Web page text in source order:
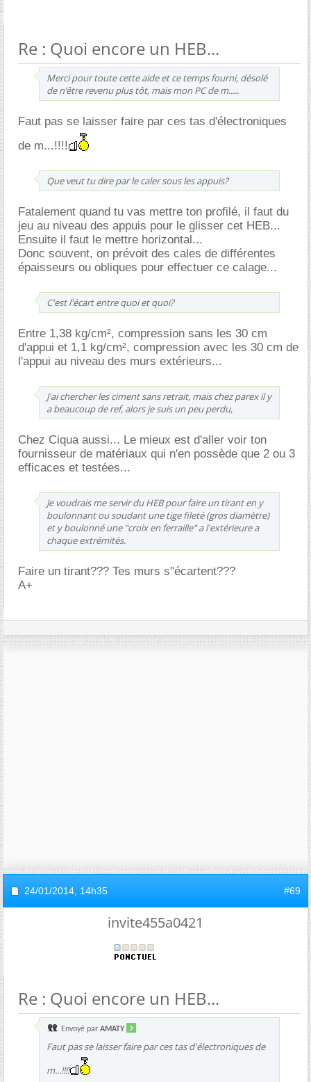
Re : Quoi encore un HEB...
Merci pour toute cette aide et ce temps fourni, désolé
de n’être revenu plus tôt, mais mon PC de m.....
Faut pas se laisser faire par ces tas d'électroniques
de m...!!!!
Que veut tu dire par le caler sous les appuis?
Fatalement quand tu vas mettre ton profilé, il faut du
jeu au niveau des appuis pour le glisser cet HEB...
Ensuite il faut le mettre horizontal...
Donc souvent, on prévoit des cales de différentes
épaisseurs ou obliques pour effectuer ce calage...
C'est l'écart entre quoi et quoi?
Entre 1,38 kg/cm², compression sans les 30 cm
d'appui et 1,1 kg/cm², compression avec les 30 cm de
l'appui au niveau des murs extérieurs...
J'ai chercher les ciment sans retrait, mais chez parex il y
a beaucoup de ref, alors je suis un peu perdu,
Chez Ciqua aussi... Le mieux est d'aller voir ton
fournisseur de matériaux qui n'en possède que 2 ou 3
efficaces et testées...
Je voudrais me servir du HEB pour faire un tirant en y
boulonnant ou soudant une tige fileté (gros diamètre)
et y boulonné une "croix en ferraille" a l'extérieure a
chaque extrémités.
Faire un tirant??? Tes murs s"écartent???
A+
24/01/2014, 14h35 #69
invite455a0421
Re : Quoi encore un HEB...
Envoyé par AMATY
Faut pas se laisser faire par ces tas d'électroniques de
m...!!!!